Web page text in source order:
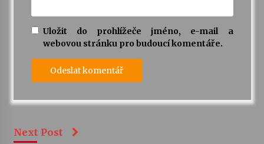
Uložit do prohlížeče jméno, e-mail a
webovou stránku pro budoucí komentáře.
Next Post